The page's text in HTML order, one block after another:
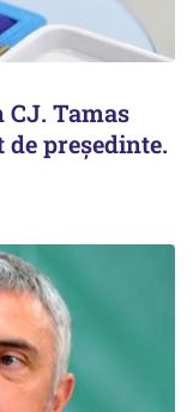
Tamas
preşedinte.